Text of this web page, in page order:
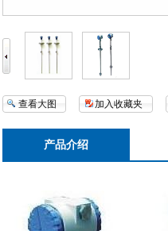
查看大图 加入收藏夹
产品介绍